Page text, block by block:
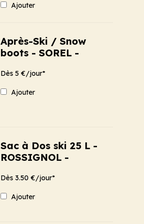
Ajouter
Après-Ski / Snow
boots - SOREL -
Dès 5 €/jour*
Ajouter
Sac à Dos ski 25 L -
ROSSIGNOL -
Dès 3.50 €/jour*
Ajouter